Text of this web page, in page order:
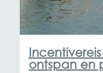
ontspan en